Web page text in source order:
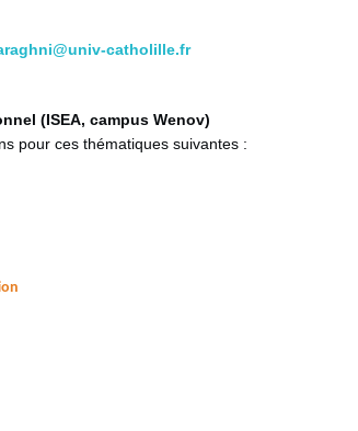
catholille.fr
(ISEA, campus Wenov)
pour ces thématiques suivantes :